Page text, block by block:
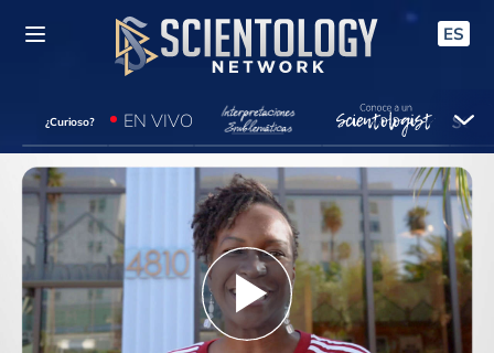
ES
¿Curioso? EN VIVO
Play